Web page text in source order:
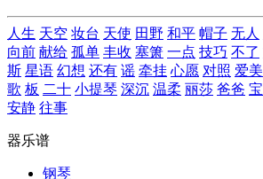
人生 天空 妆台 天使 田野 和平 帽子 无人
向前 献给 孤单 丰收 塞箫 一点 技巧 不了
斯 星语 幻想 还有 谣 牵挂 心愿 对照 爱美
歌 板 二十 小提琴 深沉 温柔 丽莎 爸爸
安静 往事
器乐谱
钢琴